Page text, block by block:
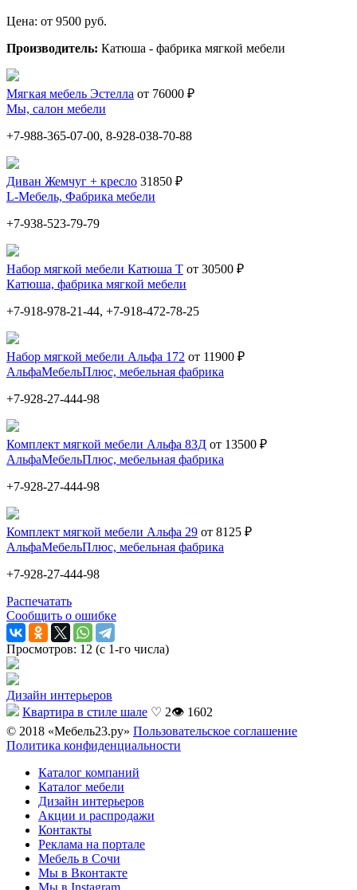
Цена: от 9500 руб.
Производитель: Катюша - фабрика мягкой мебели
Мягкая мебель Эстелла от 76000 ₽
Мы, салон мебели
+7-988-365-07-00, 8-928-038-70-88
Диван Жемчуг + кресло 31850 ₽
L-Мебель, Фабрика мебели
+7-938-523-79-79
Набор мягкой мебели Катюша Т от 30500 ₽
Катюша, фабрика мягкой мебели
+7-918-978-21-44, +7-918-472-78-25
Набор мягкой мебели Альфа 172 от 11900 ₽
АльфаМебельПлюс, мебельная фабрика
+7-928-27-444-98
Комплект мягкой мебели Альфа 83Д от 13500 ₽
АльфаМебельПлюс, мебельная фабрика
+7-928-27-444-98
Комплект мягкой мебели Альфа 29 от 8125 ₽
АльфаМебельПлюс, мебельная фабрика
+7-928-27-444-98
Распечатать
Сообщить о ошибке
Просмотров: 12 (с 1-го числа)
Дизайн интерьеров
Квартира в стиле шале ♡ 2👁 1602
© 2018 «Мебель23.ру» Пользовательское соглашение
Политика конфиденциальности
Каталог компаний
Каталог мебели
Дизайн интерьеров
Акции и распродажи
Контакты
Реклама на портале
Мебель в Сочи
Мы в Вконтакте
Мы в Instagram